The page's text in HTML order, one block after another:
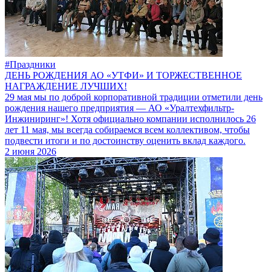
#Праздники
ДЕНЬ РОЖДЕНИЯ АО «УТФИ» И ТОРЖЕСТВЕННОЕ
НАГРАЖДЕНИЕ ЛУЧШИХ!
29 мая мы по доброй корпоративной традиции отметили день
рождения нашего предприятия — АО «Уралтехфильтр-
Инжиниринг»! Хотя официально компании исполнилось 26
лет 11 мая, мы всегда собираемся всем коллективом, чтобы
подвести итоги и по достоинству оценить вклад каждого.
2 июня 2026